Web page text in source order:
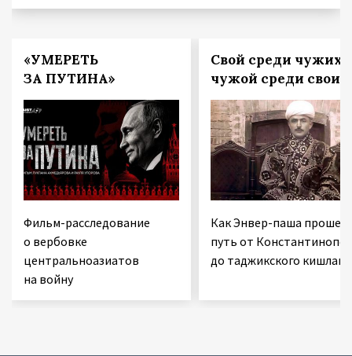
«УМЕРЕТЬ
ЗА ПУТИНА»
Фильм-расследование
о вербовке
центральноазиатов
на войну
Свой среди чужих,
чужой среди своих
Как Энвер-паша прошел
путь от
до таджикского кишлака